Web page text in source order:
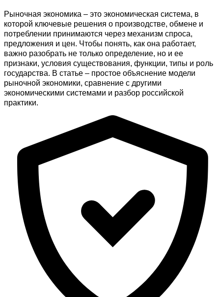
Рыночная экономика – это экономическая система, в
которой ключевые решения о производстве, обмене и
потреблении принимаются через механизм спроса,
предложения и цен. Чтобы понять, как она работает,
важно разобрать не только определение, но и ее
признаки, условия существования, функции, типы и роль
государства. В статье – простое объяснение модели
рыночной экономики, сравнение с другими
экономическими системами и разбор российской
практики.